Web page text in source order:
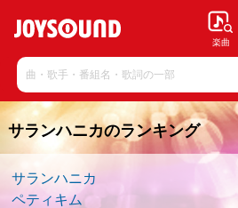
楽曲
サランハニカのランキング
サランハニカ
ペティキム